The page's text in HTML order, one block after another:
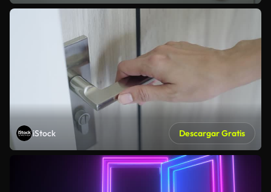
iStock Descargar Gratis